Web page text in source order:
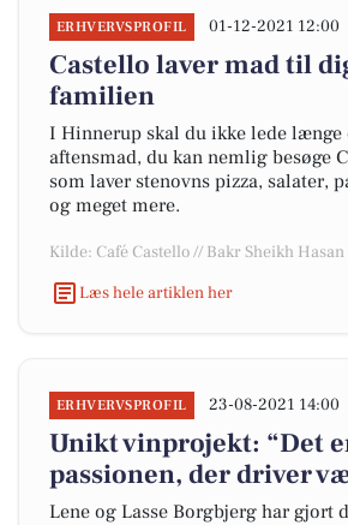
ERHVERVSPROFIL 01-12-2021 12:00
Castello laver mad til
familien
I Hinnerup skal du ikke lede længe
aftensmad, du kan nemlig besøge
som laver stenovns pizza, salater,
og meget mere.
Kilde: Café Castello // Bakr Sheikh Hasan
Læs hele artiklen her
ERHVERVSPROFIL 23-08-2021 14:00
Unikt vinprojekt: “Det
passionen, der driver
Lene og Lasse Borgbjerg har gjort